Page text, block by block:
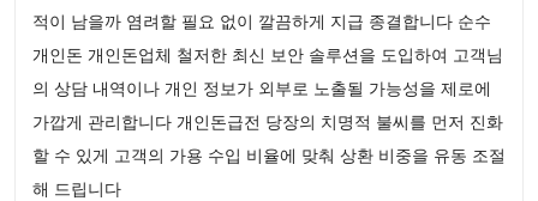
적이 남을까 염려할 필요 없이 깔끔하게 지급 종결합니다 순수
개인돈 개인돈업체 철저한 최신 보안 솔루션을 도입하여 고객님
의 상담 내역이나 개인 정보가 외부로 노출될 가능성을 제로에
가깝게 관리합니다 개인돈급전 당장의 치명적 불씨를 먼저 진화
할 수 있게 고객의 가용 수입 비율에 맞춰 상환 비중을 유동 조절
해 드립니다